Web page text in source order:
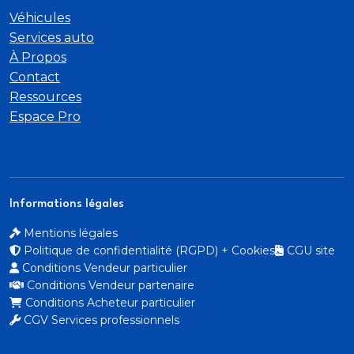
Navigation & Infotainment Audi connect
Navigation MMI plus avec MMI touch response
Système de navigation avec affichage sur l?écran
couleur 10
Pack mobile home charging
Pare-brise en vitrage athermique et acoustique
Pare-chocs spécifiques RS
Pompe à chaleur
Véhicules
Services auto
À Propos
Contact
Ressources
Espace Pro
Informations légales
Mentions légales
Politique de confidentialité (RGPD) + Cookies
CGU site
Conditions Vendeur particulier
Conditions Vendeur partenaire
Conditions Acheteur particulier
CGV Services professionnels